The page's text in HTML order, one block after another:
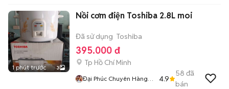
1 phút trước 3
Nồi cơm điện Toshiba 2.8L moi
Đã sử dụng Toshiba
395.000 đ
Tp Hồ Chí Minh
Đại Phúc Chuyên Hàng
4.9
58 đã
bán